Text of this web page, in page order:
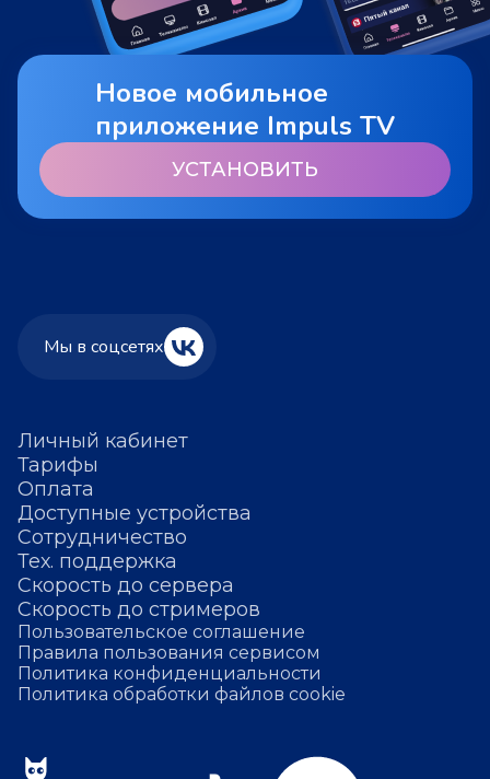
Новое мобильное
приложение Impuls TV
УСТАНОВИТЬ
Личный кабинет
Тарифы
Оплата
Доступные устройства
Сотрудничество
Тех. поддержка
Скорость до сервера
Скорость до стримеров
Пользовательское соглашение
Правила пользования сервисом
Политика конфиденциальности
Политика обработки файлов cookie
Мы в соцсетях